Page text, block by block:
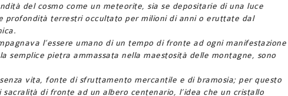
del cosmo come un meteorite, sia se depositarie di una luce
profondità terrestri occultato per milioni di anni o eruttate dal
l’essere umano di un tempo di fronte ad ogni manifestazione
semplice pietra ammassata nella maestosità delle montagne, sono
vita, fonte di sfruttamento mercantile e di bramosia; per questo
di fronte ad un albero centenario, l’idea che un cristallo